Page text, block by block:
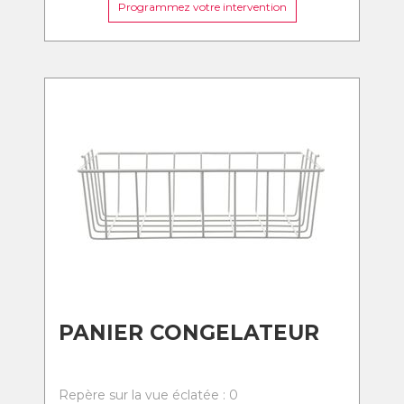
Programmez votre intervention
PANIER CONGELATEUR
Repère sur la vue éclatée : 0